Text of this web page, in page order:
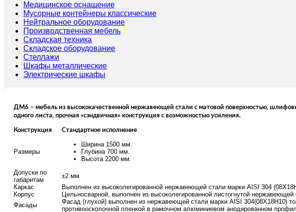
03 Медицинское оснащение
Мусорные контейнеры классические
Нейтральное оборудование
Производственная мебель
Складская техника
Складское оборудование
Стеллажи
Шкафы металлические
Электрические шкафы
ДМ6 – мебель из высококачественной нержавеющей стали с матовой поверхностью,
одного листа, прочная «сэндвичная» конструкция с возможностью усиления.
Конструкция Стандартное исполнение
Размеры
Ширина 1500 мм.
Глубина 700 мм.
Высота 2200 мм.
Допуски по
габаритам
±2 мм
Каркас
Выполнен из высоколегированной нержавеющей стали марки AISI 304
Корпус
Цельносварной, выполнен из высоколегированной листогнутой
Фасады
Фасад (глухой) выполнен из нержавеющей стали марки AISI 304(08Х18Н10)
противоосколочной пленкой в рамочном алюминиевом анодированном